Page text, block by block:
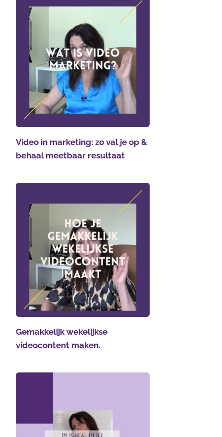
Video in marketing: zo val je op &
behaal meetbaar resultaat
Gemakkelijk wekelijkse
videocontent maken.